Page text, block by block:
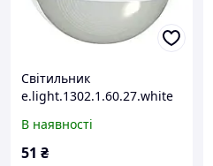
Світильник
e.light.1302.1.60.27.white
В наявності
51 ₴